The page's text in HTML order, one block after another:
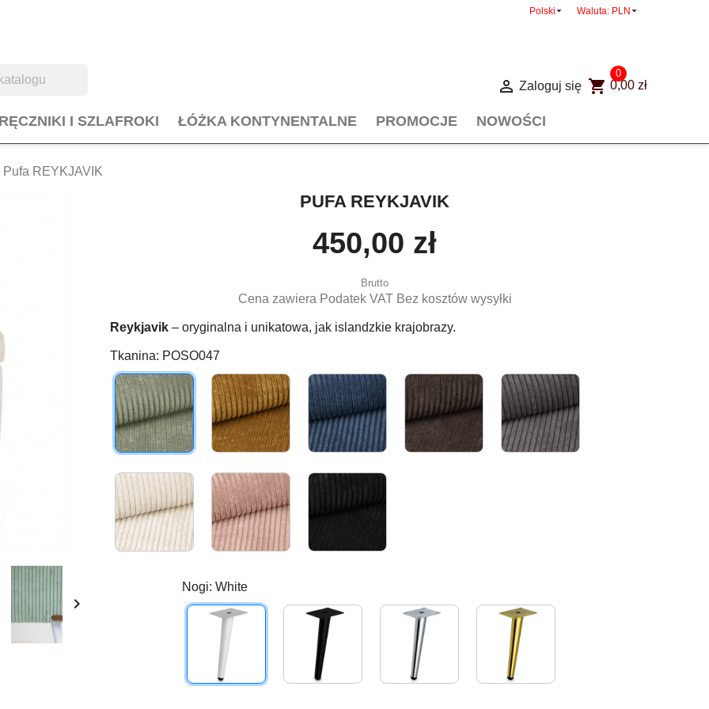
Polski Waluta: PLN
shopping_cart
0
0,00 zł
 Zaloguj się
I SZLAFROKI ŁÓŻKA KONTYNENTALNE PROMOCJE NOWOŚCI
Pufa REYKJAVIK

PUFA REYKJAVIK
450,00 zł
Brutto
Cena zawiera Podatek VAT Bez kosztów wysyłki
Reykjavik – oryginalna i unikatowa, jak islandzkie krajobrazy.
Tkanina: POSO047
POSO047 POSO001 POSO005 POSO006 Poso022
Poso038 Poso052 Poso135
Nogi: White
White Black Chrome Gold